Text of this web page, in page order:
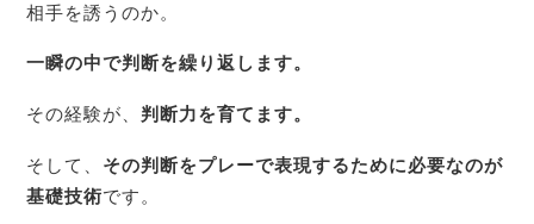
相手を誘うのか。
一瞬の中で判断を繰り返します。
その経験が、 判断力を育てます。
そして、 その判断をプレーで表現するために必要なのが
基礎技術です。